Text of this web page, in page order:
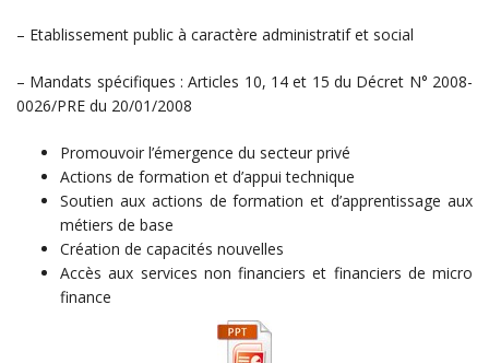
– Etablissement public à caractère administratif et social
– Mandats spécifiques : Articles 10, 14 et 15 du Décret N° 2008-
0026/PRE du 20/01/2008
Promouvoir l’émergence du secteur privé
Actions de formation et d’appui technique
Soutien aux actions de formation et d’apprentissage aux
métiers de base
Création de capacités nouvelles
Accès aux services non financiers et financiers de micro
finance